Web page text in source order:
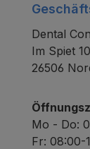
Dental
Im Spiet
26506
Mo - Do:
Fr: 08:00-